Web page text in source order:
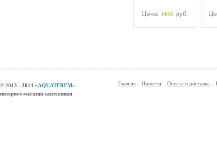
Цена: 6800 руб.
© 2013 - 2014 «AQUATEREM»
интернет-магазин сантехники
Главная Новости Оплата и доставка